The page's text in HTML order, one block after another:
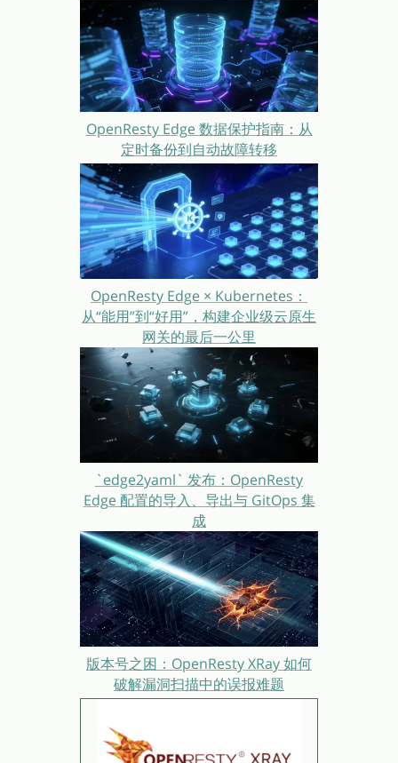
OpenResty Edge 数据保护指南：从
定时备份到自动故障转移
OpenResty Edge × Kubernetes：
从“能用”到“好用”，构建企业级云原生
网关的最后一公里
`edge2yaml` 发布：OpenResty
Edge 配置的导入、导出与 GitOps 集
成
版本号之困：OpenResty XRay 如何
破解漏洞扫描中的误报难题